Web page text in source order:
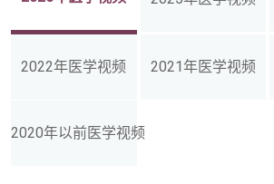
2022年医学视频 2021年医学视频
2020年以前医学视频